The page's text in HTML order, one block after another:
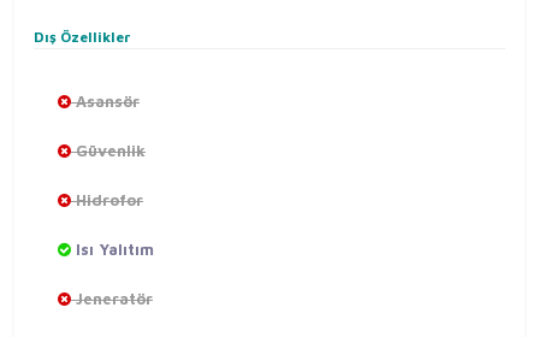
Dış Özellikler
Asansör
Güvenlik
Hidrofor
Isı Yalıtım
Jeneratör